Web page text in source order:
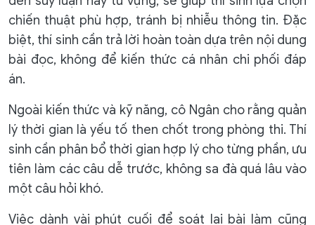
chiến thuật phù hợp, tránh bị nhiễu thông tin. Đặc
biệt, thí sinh cần trả lời hoàn toàn dựa trên nội dung
bài đọc, không để kiến thức cá nhân chi phối đáp
án.
Ngoài kiến thức và kỹ năng, cô Ngân cho rằng quản
lý thời gian là yếu tố then chốt trong phòng thi. Thí
sinh cần phân bổ thời gian hợp lý cho từng phần, ưu
tiên làm các câu dễ trước, không sa đà quá lâu vào
một câu hỏi khó.
Việc dành vài phút cuối để soát lại bài làm cũng